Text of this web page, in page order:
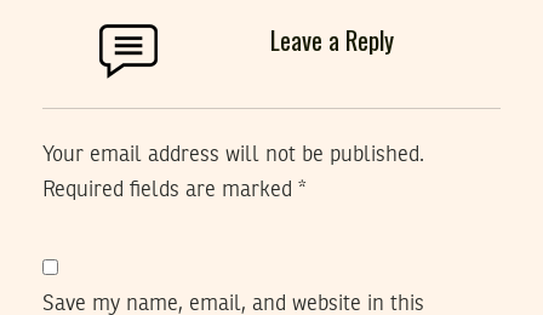
Leave a Reply
Your email address will not be published.
Required fields are marked *
Save my name, email, and website in this